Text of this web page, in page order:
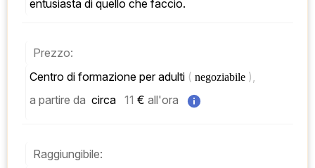
entusiasta di quello che faccio.
Prezzo:
Centro di formazione per adulti ( negoziabile ),
a partire da circa 11 € all'ora
Raggiungibile: